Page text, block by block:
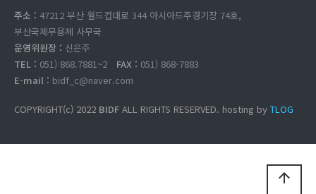
주소 : 47212 부산 월드컵대로 344 아시아드주경기장 74호,
부산국제무용제 사무국
운영위원장 : 신은주
TEL : 051) 868.7881~2 FAX : 051) 868-7883
E-mail : bidf_c@naver.com
COPYRIGHT(c) 2022 BIDF ALL RIGHTS RESERVED. hosting by TLOG
arrow_upward